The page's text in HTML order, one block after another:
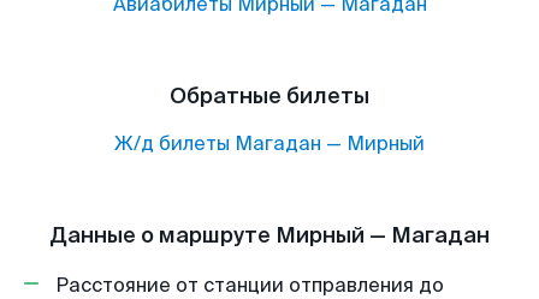
Обратные билеты
Ж/д билеты Магадан — Мирный
Данные о маршруте Мирный — Магадан
Расстояние от станции отправления до